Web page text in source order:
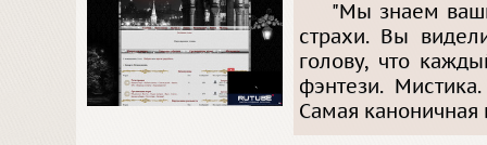
"Мы знаем
страхи. Вы
голову, что
фэнтези.
Самая каноничная